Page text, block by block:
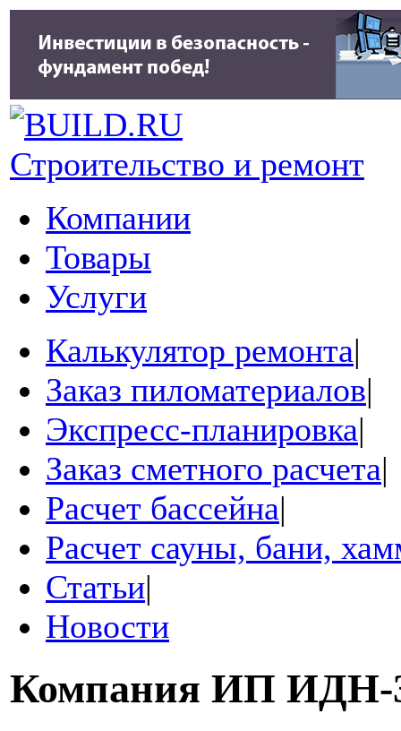
Строительство и ремонт
Компании
Товары
Услуги
Калькулятор ремонта|
Заказ пиломатериалов|
Экспресс-планировка|
Заказ сметного расчета|
Расчет бассейна|
Расчет сауны, бани,
Статьи|
Новости
Компания ИП ИДН-